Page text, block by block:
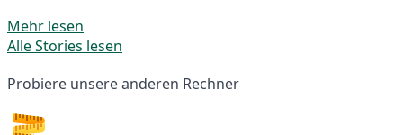
Mehr lesen
Alle Stories lesen
Probiere unsere anderen Rechner